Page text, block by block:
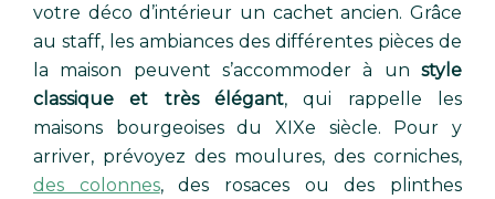
votre déco d’intérieur un cachet ancien. Grâce
au staff, les ambiances des différentes pièces de
la maison peuvent s’accommoder à un style
classique et très élégant, qui rappelle les
maisons bourgeoises du XIXe siècle. Pour y
arriver, prévoyez des moulures, des corniches,
des colonnes, des rosaces ou des plinthes